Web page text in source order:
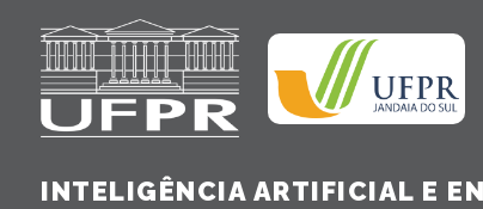
INTELIGÊNCIA ARTIFICIAL E